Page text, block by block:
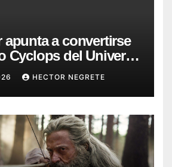
apunta a convertirse
Cyclops del Universo
HECTOR NEGRETE